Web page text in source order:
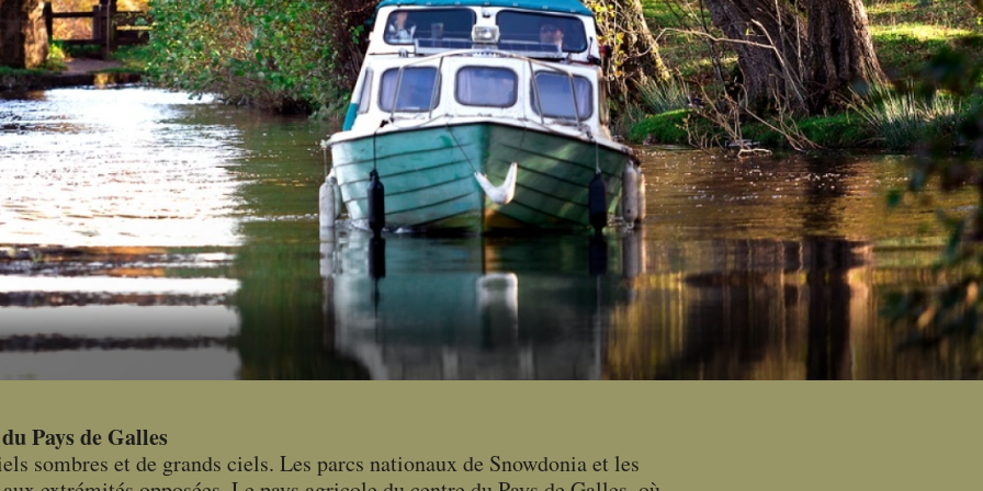
Pays de Galles
sombres et de grands ciels. Les parcs nationaux de Snowdonia et les